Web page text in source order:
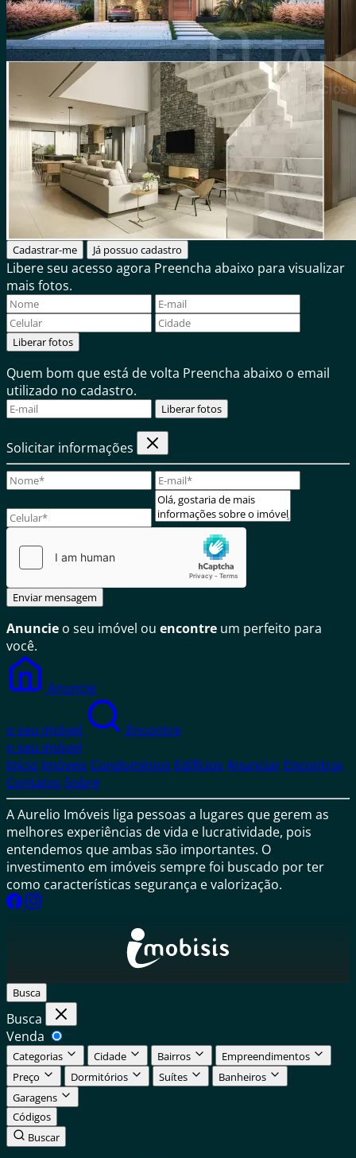
Cadastrar-me Já possuo cadastro
Libere seu acesso agora Preencha abaixo para visualizar
mais fotos.
Liberar fotos
Quem bom que está de volta Preencha abaixo o email
utilizado no cadastro.
Liberar fotos
Solicitar informações
Enviar mensagem
Anuncie o seu imóvel ou encontre um perfeito para
você.
Anuncie
o seu imóvel
Encontre
o seu imóvel
Início Imóveis Condomínios Edifícios Anunciar Encontrar
Contatos Sobre
A Aurelio Imóveis liga pessoas a lugares que gerem as
melhores experiências de vida e lucratividade, pois
entendemos que ambas são importantes. O
investimento em imóveis sempre foi buscado por ter
como características segurança e valorização.
Busca
Busca
Venda
Categorias Cidade Bairros
Empreendimentos
Preço
Dormitórios Suítes
Banheiros
Garagens
Códigos
Buscar